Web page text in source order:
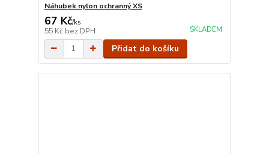
Náhubek nylon ochranný XS
67 Kč/ks
55 Kč bez DPH SKLADEM
Přidat do košíku